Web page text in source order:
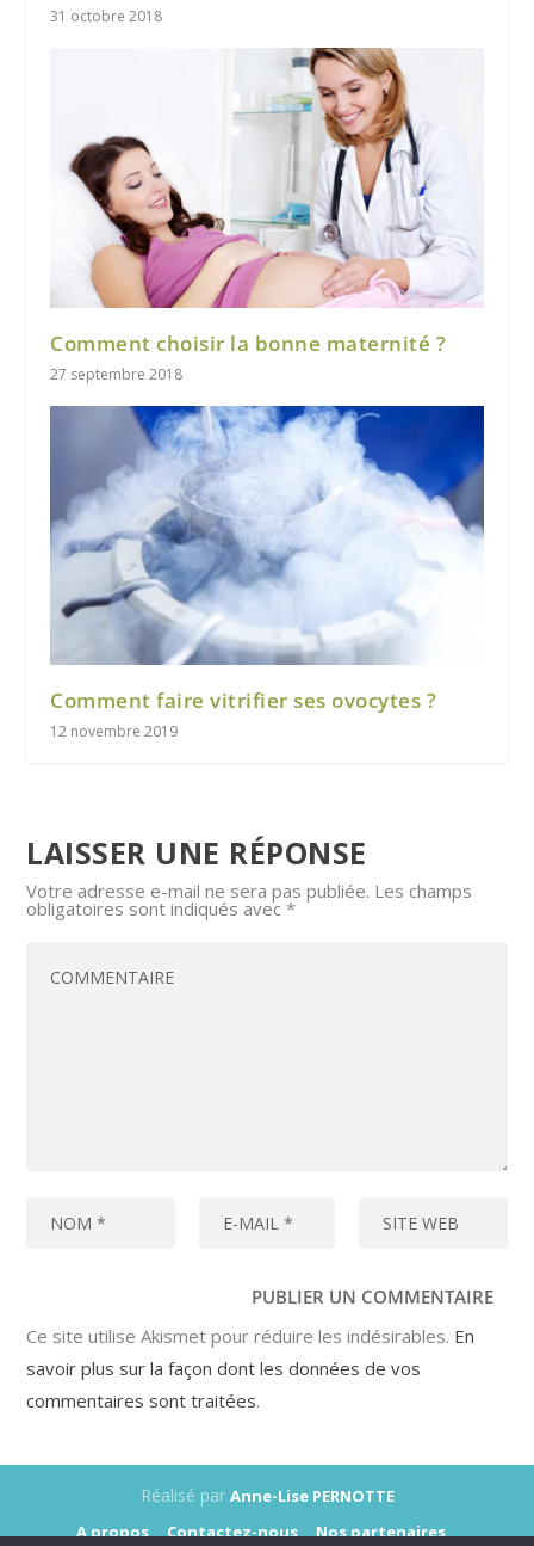
31 octobre 2018
Comment choisir la bonne maternité ?
27 septembre 2018
Comment faire vitrifier ses ovocytes ?
12 novembre 2019
LAISSER UNE RÉPONSE
Votre adresse e-mail ne sera pas publiée. Les champs
obligatoires sont indiqués avec*
Ce site utilise Akismet pour réduire les indésirables. En
savoir plus sur la façon dont les données de vos
commentaires sont traitées.
Réalisé par Anne-Lise PERNOTTE
A propos
Contactez-nous Nos partenaires